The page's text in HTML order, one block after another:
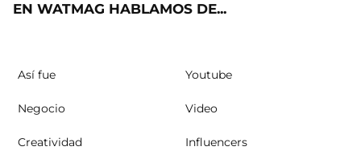
EN WATMAG HABLAMOS DE...
Así fue Youtube
Negocio Video
Creatividad Influencers